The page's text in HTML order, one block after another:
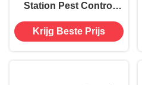
Station Pest Control
Muisval Box voor de
vernietiging van plagen
Krijg Beste Prijs